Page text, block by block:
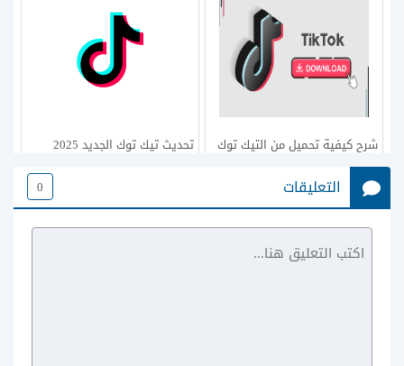
شرح كيفية تحميل من التيك توك
بدون حقوق اون لاين للاندرويد
تحديث تيك توك الجديد 2025
وشرح اهم الاضافات الجديدة في
التعليقات 0